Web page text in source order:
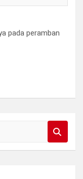
pada peramban